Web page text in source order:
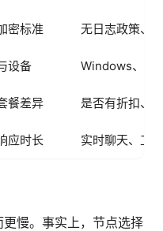
密标准 无日志政策、
设备 Windows、
餐差异 是否有折扣、
应时长 实时聊天、工
慢。事实上，节点选择